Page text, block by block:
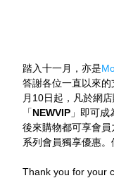
踏入十一月，亦是
答謝各位一直以來
月10日起，凡於網
「NEWVIP 」即可
後來購物都可享會員
系列會員獨享優惠。
Thank you for your